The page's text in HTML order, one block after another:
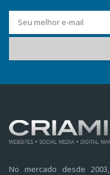
No mercado desde